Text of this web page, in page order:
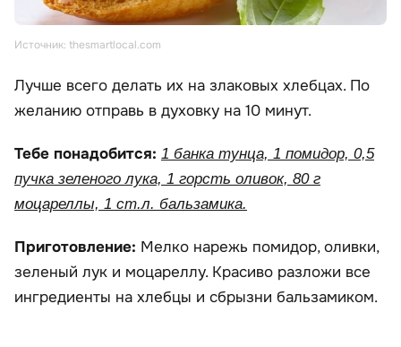
Источник: thesmartlocal.com
Лучше всего делать их на злаковых хлебцах. По
желанию отправь в духовку на 10 минут.
Тебе понадобится: 1 банка тунца, 1 помидор, 0,5
пучка зеленого лука, 1 горсть оливок, 80 г
моцареллы, 1 ст.л. бальзамика.
Приготовление: Мелко нарежь помидор, оливки,
зеленый лук и моцареллу. Красиво разложи все
ингредиенты на хлебцы и сбрызни бальзамиком.